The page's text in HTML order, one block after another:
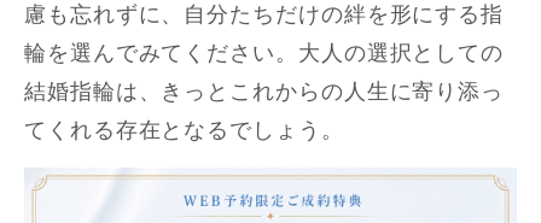
慮も忘れずに、自分たちだけの絆を形にする指
輪を選んでみてください。大人の選択としての
結婚指輪は、きっとこれからの人生に寄り添っ
てくれる存在となるでしょう。